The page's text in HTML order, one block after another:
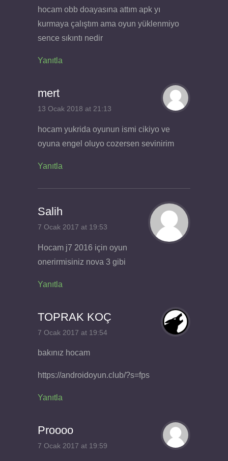
hocam obb doayasına attım apk yı
kurmaya çalıştım ama oyun yüklenmiyo
sence sıkıntı nedir
Yanıtla
mert
13 Ocak 2018 at 21:13
hocam yukrida oyunun ismi cikiyo ve
oyuna engel oluyo cozersen sevinirim
Yanıtla
Salih
7 Ocak 2017 at 19:53
Hocam j7 2016 için oyun
onerirmisiniz nova 3 gibi
Yanıtla
TOPRAK KOÇ
7 Ocak 2017 at 19:54
bakınız hocam
https://androidoyun.club/?s=fps
Yanıtla
Proooo
7 Ocak 2017 at 19:59